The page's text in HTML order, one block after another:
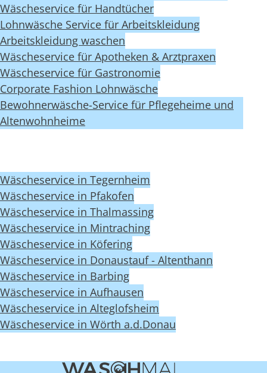
Wäscheservice für Handtücher
Lohnwäsche Service für Arbeitskleidung
Arbeitskleidung waschen
Wäscheservice für Apotheken & Arztpraxen
Wäscheservice für Gastronomie
Corporate Fashion Lohnwäsche
Bewohnerwäsche-Service für Pflegeheime und
Altenwohnheime
Wäscheservice in Tegernheim
Wäscheservice in Pfakofen
Wäscheservice in Thalmassing
Wäscheservice in Mintraching
Wäscheservice in Köfering
Wäscheservice in Donaustauf - Altenthann
Wäscheservice in Barbing
Wäscheservice in Aufhausen
Wäscheservice in Alteglofsheim
Wäscheservice in Wörth a.d.Donau